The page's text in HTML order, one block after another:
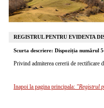
REGISTRUL PENTRU EVIDENTA
Scurta descriere: Dispoziția numărul
Privind admiterea cererii de rectificare
Inapoi la pagina principala: "Registrul